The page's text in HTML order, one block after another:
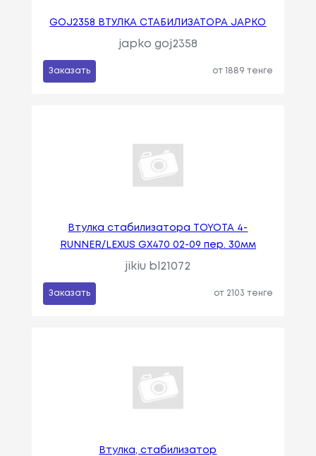
GOJ2358 ВТУЛКА СТАБИЛИЗАТОРА JAPKO
japko goj2358
Заказать от 1889 тенге
Втулка стабилизатора TOYOTA 4-
RUNNER/LEXUS GX470 02-09 пер. 30мм
jikiu bl21072
Заказать от 2103 тенге
Втулка, стабилизатор